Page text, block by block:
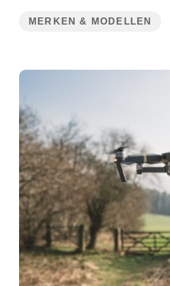
MERKEN & MODELLEN